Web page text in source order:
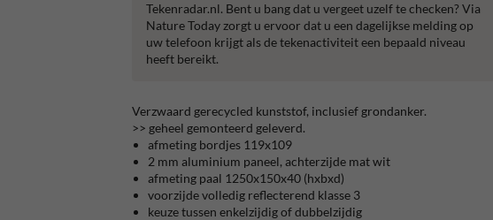
Tekenradar.nl. Bent u bang dat u vergeet uzelf te checken? Via
Nature Today zorgt u ervoor dat u een dagelijkse melding op
uw telefoon krijgt als de tekenactiviteit een bepaald niveau
heeft bereikt.
Verzwaard gerecycled kunststof, inclusief grondanker.
>> geheel gemonteerd geleverd.
afmeting bordjes 119x109
2 mm aluminium paneel, achterzijde mat wit
afmeting paal 1250x150x40 (hxbxd)
voorzijde volledig reflecterend klasse 3
keuze tussen enkelzijdig of dubbelzijdig